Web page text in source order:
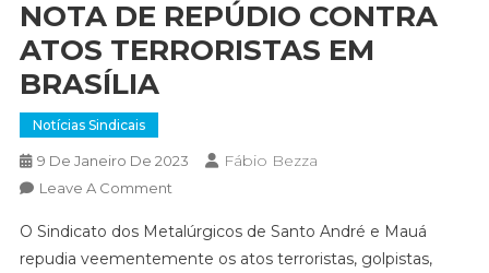
NOTA DE REPÚDIO CONTRA
ATOS TERRORISTAS EM
BRASÍLIA
Notícias Sindicais
9 De Janeiro De 2023 Fábio Bezza
Leave A CommentOn
DE
REPÚDIO
O Sindicato dos Metalúrgicos de Santo André e Mauá
repudia veementemente os atos terroristas, golpistas,